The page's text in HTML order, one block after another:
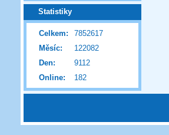
Statistiky
Online: 182
Celkem:
7852617
Měsíc:
122082
Den:
9112